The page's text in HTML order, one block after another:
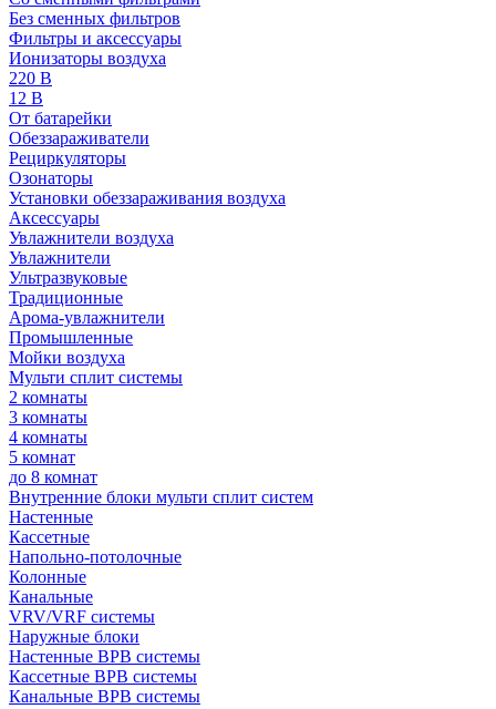
Без сменных фильтров
Фильтры и аксессуары
Ионизаторы воздуха
220 В
12 В
От батарейки
Обеззараживатели
Рециркуляторы
Озонаторы
Установки обеззараживания воздуха
Аксессуары
Увлажнители воздуха
Увлажнители
Ультразвуковые
Традиционные
Арома-увлажнители
Промышленные
Мойки воздуха
Мульти сплит системы
2 комнаты
3 комнаты
4 комнаты
5 комнат
до 8 комнат
Внутренние блоки мульти сплит систем
Настенные
Кассетные
Напольно-потолочные
Колонные
Канальные
VRV/VRF системы
Наружные блоки
Настенные ВРВ системы
Кассетные ВРВ системы
Канальные ВРВ системы